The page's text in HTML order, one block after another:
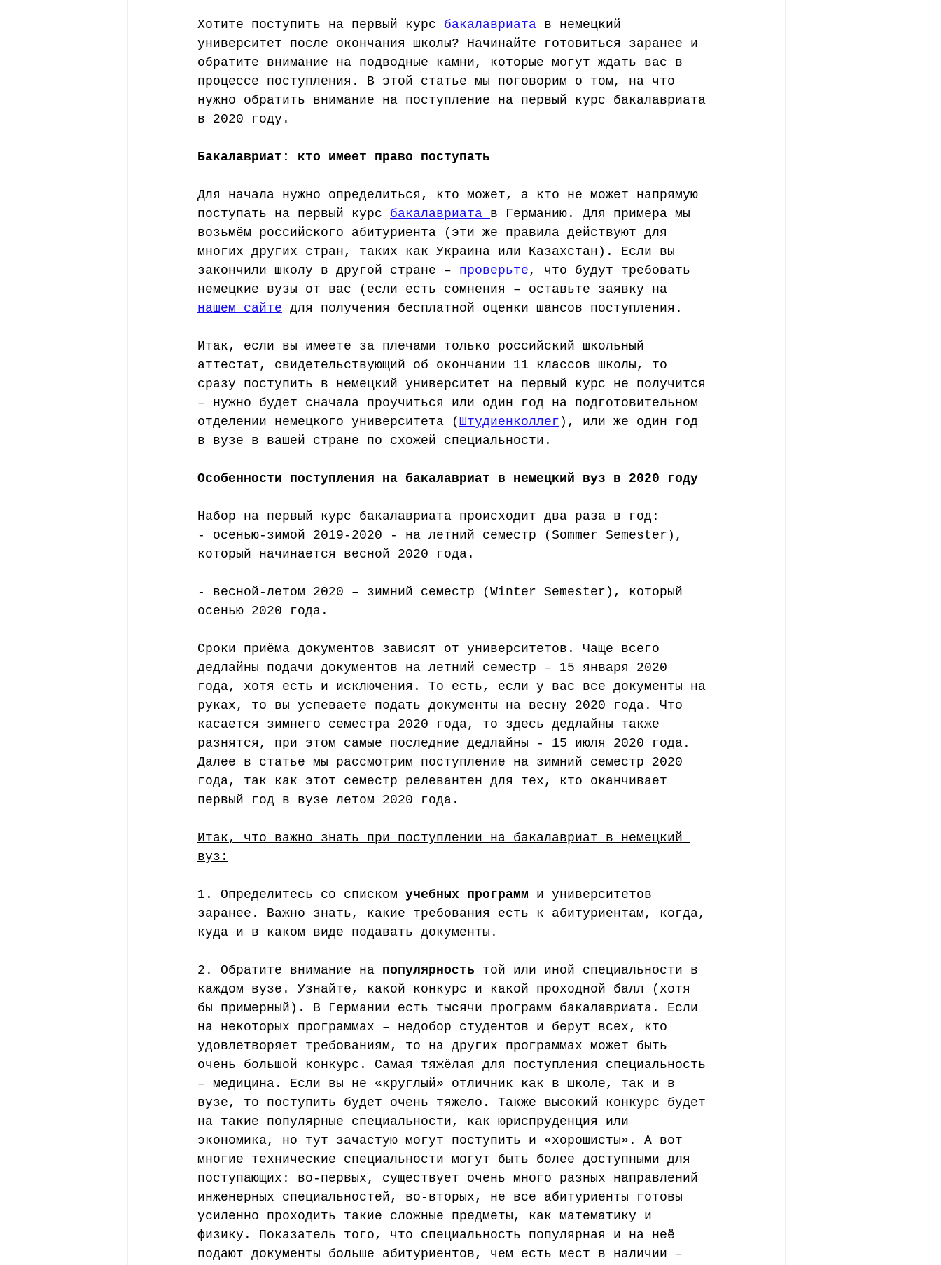
Хотите поступить на первый курс бакалавриата в немецкий
университет после окончания школы? Начинайте готовиться заранее и
обратите внимание на подводные камни, которые могут ждать вас в
процессе поступления. В этой статье мы поговорим о том, на что
нужно обратить внимание на поступление на первый курс бакалавриата
в 2020 году.
Бакалавриат: кто имеет право поступать
Для начала нужно определиться, кто может, а кто не может напрямую
поступать на первый курс бакалавриата в Германию. Для примера мы
возьмём российского абитуриента (эти же правила действуют для
многих других стран, таких как Украина или Казахстан). Если вы
закончили школу в другой стране – проверьте, что будут требовать
немецкие вузы от вас (если есть сомнения – оставьте заявку на
нашем сайте для получения бесплатной оценки шансов поступления.
Итак, если вы имеете за плечами только российский школьный
аттестат, свидетельствующий об окончании 11 классов школы, то
сразу поступить в немецкий университет на первый курс не получится
– нужно будет сначала проучиться или один год на подготовительном
отделении немецкого университета ( Штудиенколлег ), или же один год
в вузе в вашей стране по схожей специальности.
Особенности поступления на бакалавриат в немецкий вуз в 2020 году
Набор на первый курс бакалавриата происходит два раза в год:
- осенью-зимой 2019-2020 - на летний семестр (Sommer Semester),
который начинается весной 2020 года.
- весной-летом 2020 – зимний семестр (Winter Semester), который
осенью 2020 года.
Сроки приёма документов зависят от университетов. Чаще всего
дедлайны подачи документов на летний семестр – 15 января 2020
года, хотя есть и исключения. То есть, если у вас все документы на
руках, то вы успеваете подать документы на весну 2020 года. Что
касается зимнего семестра 2020 года, то здесь дедлайны также
разнятся, при этом самые последние дедлайны - 15 июля 2020 года.
Далее в статье мы рассмотрим поступление на зимний семестр 2020
года, так как этот семестр релевантен для тех, кто оканчивает
первый год в вузе летом 2020 года.
Итак, что важно знать при поступлении на бакалавриат в немецкий
вуз:
1. Определитесь со списком учебных программ и университетов
заранее. Важно знать, какие требования есть к абитуриентам, когда,
куда и в каком виде подавать документы.
2. Обратите внимание на популярность той или иной специальности в
каждом вузе. Узнайте, какой конкурс и какой проходной балл (хотя
бы примерный). В Германии есть тысячи программ бакалавриата. Если
на некоторых программах – недобор студентов и берут всех, кто
удовлетворяет требованиям, то на других программах может быть
очень большой конкурс. Самая тяжёлая для поступления специальность
– медицина. Если вы не «круглый» отличник как в школе, так и в
вузе, то поступить будет очень тяжело. Также высокий конкурс будет
на такие популярные специальности, как юриспруденция или
экономика, но тут зачастую могут поступить и «хорошисты». А вот
многие технические специальности могут быть более доступными для
поступающих: во-первых, существует очень много разных направлений
инженерных специальностей, во-вторых, не все абитуриенты готовы
усиленно проходить такие сложные предметы, как математику и
физику. Показатель того, что специальность популярная и на неё
подают документы больше абитуриентов, чем есть мест в наличии –